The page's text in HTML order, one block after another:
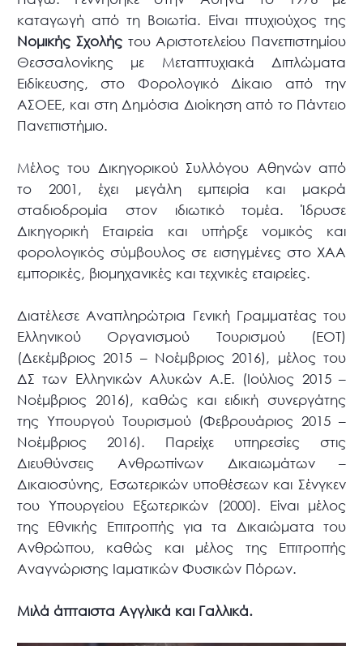
καταγωγή από τη Βοιωτία. Είναι πτυχιούχος της
Νομικής Σχολήςτου Αριστοτελείου Πανεπιστημίου
Θεσσαλονίκης με Μεταπτυχιακά Διπλώματα
Ειδίκευσης, στο Φορολογικό Δίκαιο από την
ΑΣΟΕΕ, και στη Δημόσια Διοίκηση από το Πάντειο
Πανεπιστήμιο.
Μέλος του Δικηγορικού Συλλόγου Αθηνών από
το 2001, έχει μεγάλη εμπειρία και μακρά
σταδιοδρομία στον ιδιωτικό τομέα. Ίδρυσε
Δικηγορική Εταιρεία και υπήρξε νομικός και
φορολογικός σύμβουλος σε εισηγμένες στο ΧΑΑ
εμπορικές, βιομηχανικές και τεχνικές εταιρείες.
Διατέλεσε Αναπληρώτρια Γενική Γραμματέας του
Ελληνικού Οργανισμού Τουρισμού (ΕΟΤ)
(Δεκέμβριος 2015 – Νοέμβριος 2016), μέλος του
ΔΣ των Ελληνικών Αλυκών Α.Ε. (Ιούλιος 2015 –
Νοέμβριος 2016), καθώς και ειδική συνεργάτης
της Υπουργού Τουρισμού (Φεβρουάριος 2015 –
Νοέμβριος 2016). Παρείχε υπηρεσίες στις
Διευθύνσεις Ανθρωπίνων Δικαιωμάτων –
Δικαιοσύνης, Εσωτερικών υποθέσεων και Σένγκεν
του Υπουργείου Εξωτερικών (2000). Είναι μέλος
της Εθνικής Επιτροπής για τα Δικαιώματα του
Ανθρώπου, καθώς και μέλος της Επιτροπής
Αναγνώρισης Ιαματικών Φυσικών Πόρων.
Μιλά άπταιστα Αγγλικά και Γαλλικά.